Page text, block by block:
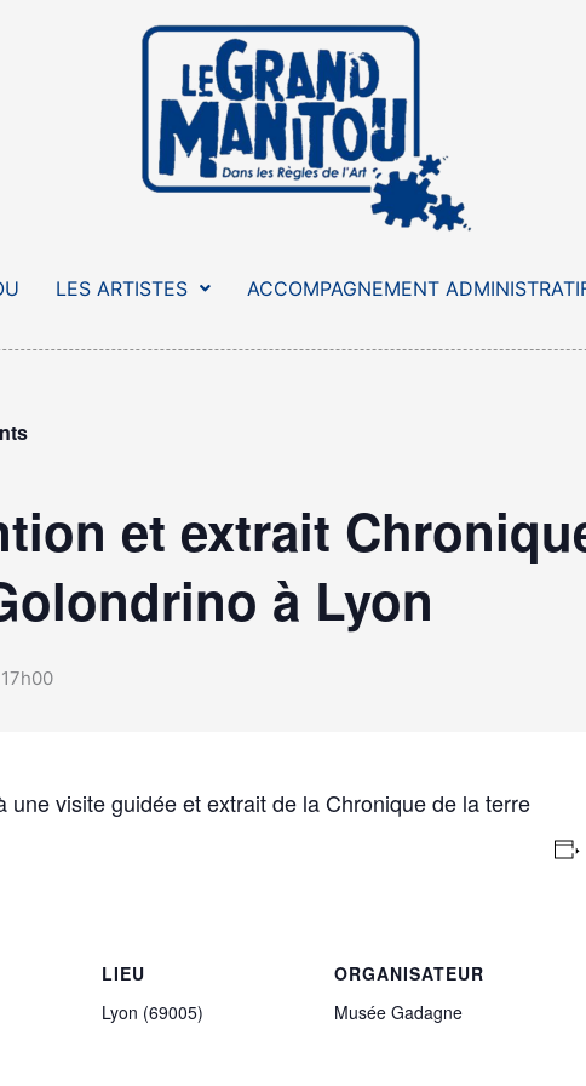
LES ARTISTES ACCOMPAGNEMENT
et extrait
à Lyon
17h00
une visite guidée et extrait de la Chronique de la terre
LIEU
Lyon (69005)
ORGANISATEUR
Musée Gadagne